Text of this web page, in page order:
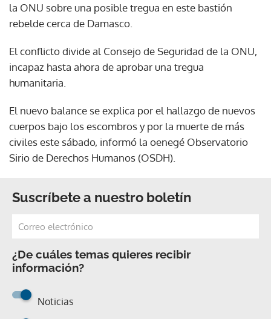
la ONU sobre una posible tregua en este bastión
rebelde cerca de Damasco.
El conflicto divide al Consejo de Seguridad de la ONU,
incapaz hasta ahora de aprobar una tregua
humanitaria.
El nuevo balance se explica por el hallazgo de nuevos
cuerpos bajo los escombros y por la muerte de más
civiles este sábado, informó la oenegé Observatorio
Sirio de Derechos Humanos (OSDH).
Suscríbete a nuestro boletín
¿De cuáles temas quieres recibir
información?
Noticias